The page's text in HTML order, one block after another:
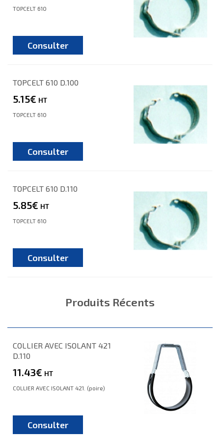
TOPCELT 610
Consulter
TOPCELT 610 D.100
5.15€ HT
TOPCELT 610
Consulter
TOPCELT 610 D.110
5.85€ HT
TOPCELT 610
Consulter
Produits Récents
COLLIER AVEC ISOLANT 421
D.110
11.43€ HT
COLLIER AVEC ISOLANT 421. (poire)
Consulter